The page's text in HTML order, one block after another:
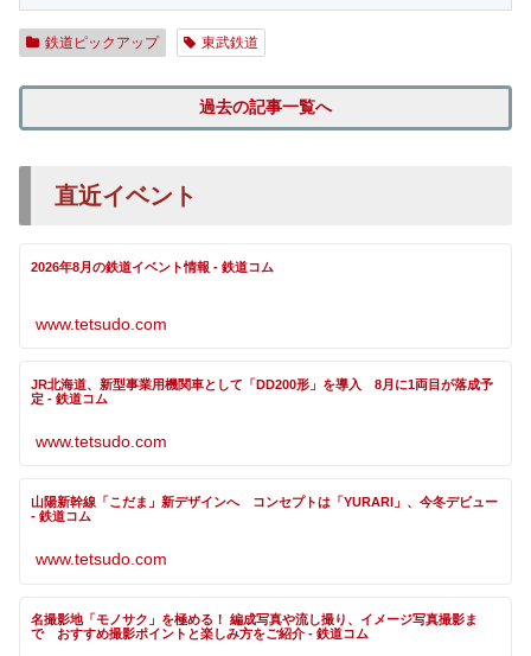
鉄道ピックアップ 東武鉄道
過去の記事一覧へ
直近イベント
2026年8月の鉄道イベント情報 - 鉄道コム
www.tetsudo.com
JR北海道、新型事業用機関車として「DD200形」を導入 8月に1両目が落成予
定 - 鉄道コム
www.tetsudo.com
山陽新幹線「こだま」新デザインへ コンセプトは「YURARI」、今冬デビュー
- 鉄道コム
www.tetsudo.com
名撮影地「モノサク」を極める！ 編成写真や流し撮り、イメージ写真撮影ま
で おすすめ撮影ポイントと楽しみ方をご紹介 - 鉄道コム